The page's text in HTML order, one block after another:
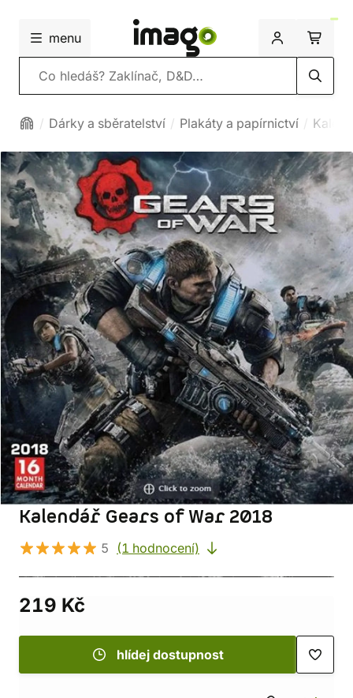
menu
Vyhledávání
Dárky a sběratelství Plakáty a papírnictví
Kalendář Gears of War 2018
5 (1 hodnocení)
219 Kč
hlídej dostupnost